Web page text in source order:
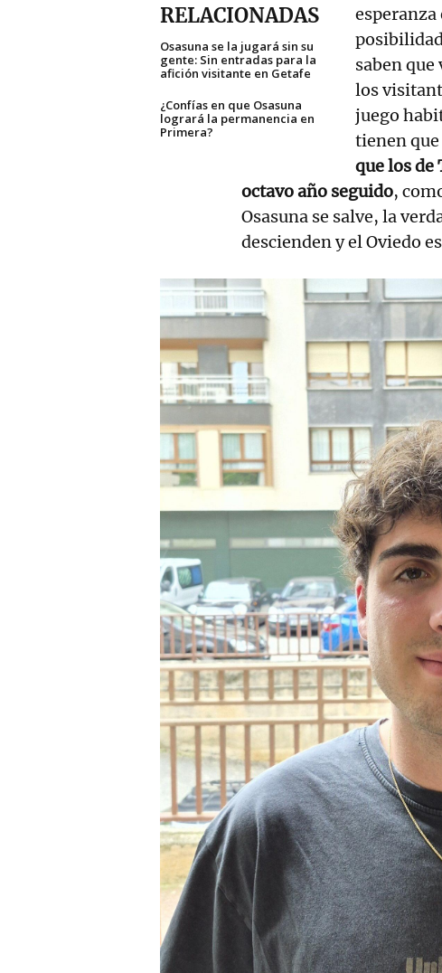
RELACIONADAS
Osasuna se la jugará sin su
gente: Sin entradas para la
afición visitante en Getafe
¿Confías en que Osasuna
logrará la permanencia en
Primera?
esperanza
saben
los
juego
tienen
que los de
octavo año seguido,
Osasuna se salve, la
descienden y el Oviedo